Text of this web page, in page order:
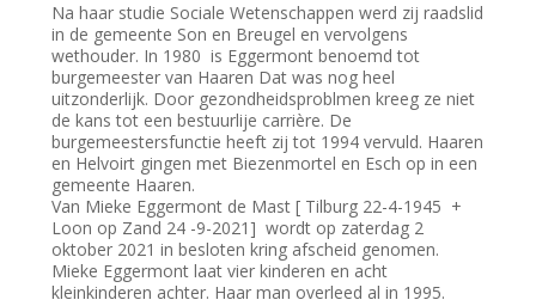
Na haar studie Sociale Wetenschappen werd zij raadslid
in de gemeente Son en Breugel en vervolgens
wethouder. In 1980 is Eggermont benoemd tot
burgemeester van Haaren Dat was nog heel
uitzonderlijk. Door gezondheidsproblmen kreeg ze niet
de kans tot een bestuurlije carrière. De
burgemeestersfunctie heeft zij tot 1994 vervuld. Haaren
en Helvoirt gingen met Biezenmortel en Esch op in een
gemeente Haaren.
Van Mieke Eggermont de Mast [ Tilburg 22-4-1945 +
Loon op Zand 24 -9-2021] wordt op zaterdag 2
oktober 2021 in besloten kring afscheid genomen.
Mieke Eggermont laat vier kinderen en acht
kleinkinderen achter. Haar man overleed al in 1995.